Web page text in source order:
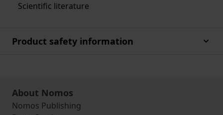
Scientific literature
Product safety information
About Nomos
Nomos Publishing